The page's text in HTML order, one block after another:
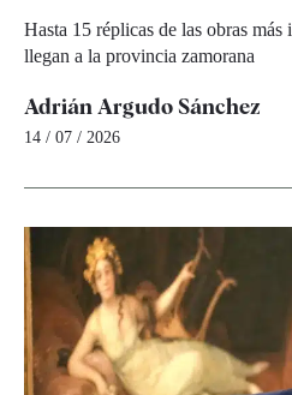
Hasta 15 réplicas de las obras más
llegan a la provincia zamorana
Adrián Argudo Sánchez
14 / 07 / 2026